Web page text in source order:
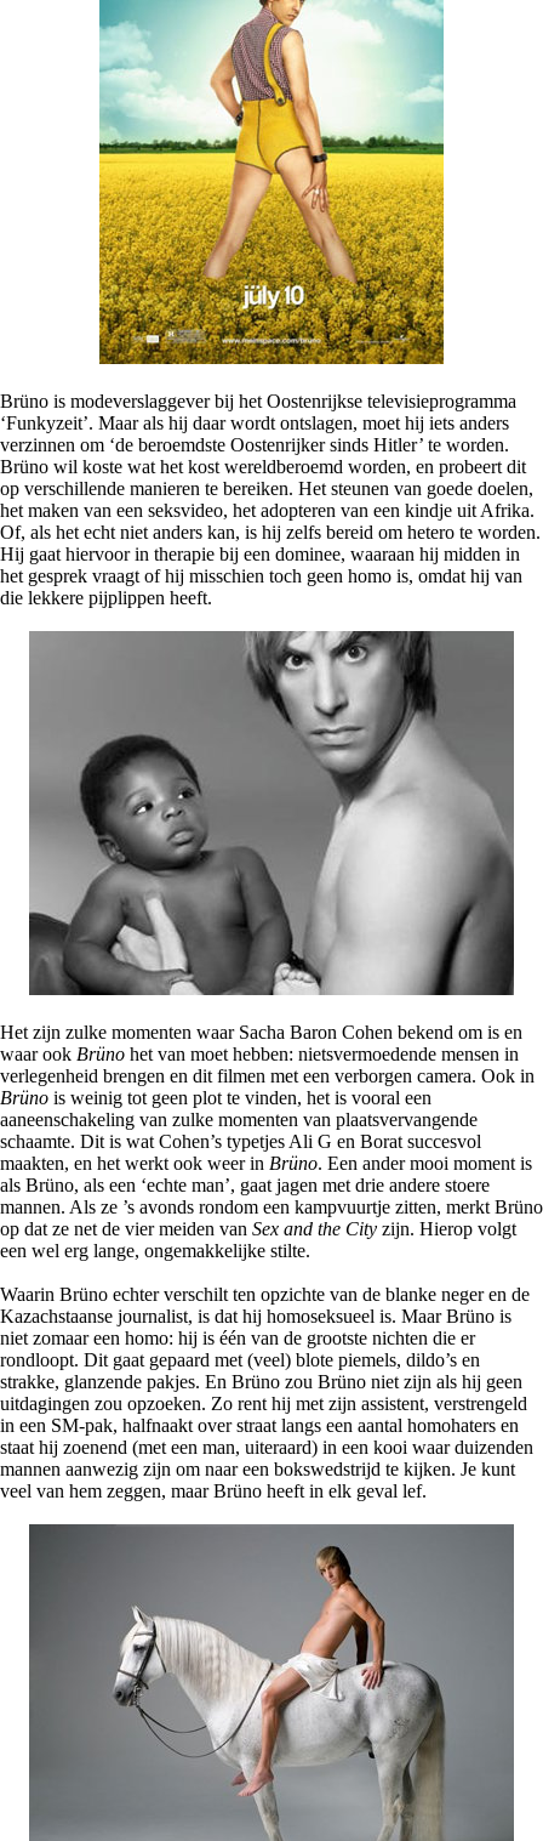
Brüno is modeverslaggever bij het Oostenrijkse televisieprogramma
‘Funkyzeit’. Maar als hij daar wordt ontslagen, moet hij iets anders
verzinnen om ‘de beroemdste Oostenrijker sinds Hitler’ te worden.
Brüno wil koste wat het kost wereldberoemd worden, en probeert dit
op verschillende manieren te bereiken. Het steunen van goede doelen,
het maken van een seksvideo, het adopteren van een kindje uit Afrika.
Of, als het echt niet anders kan, is hij zelfs bereid om hetero te worden.
Hij gaat hiervoor in therapie bij een dominee, waaraan hij midden in
het gesprek vraagt of hij misschien toch geen homo is, omdat hij van
die lekkere pijplippen heeft.
Het zijn zulke momenten waar Sacha Baron Cohen bekend om is en
waar ook Brüno het van moet hebben: nietsvermoedende mensen in
verlegenheid brengen en dit filmen met een verborgen camera. Ook in
Brüno is weinig tot geen plot te vinden, het is vooral een
aaneenschakeling van zulke momenten van plaatsvervangende
schaamte. Dit is wat Cohen’s typetjes Ali G en Borat succesvol
maakten, en het werkt ook weer in Brüno. Een ander mooi moment is
als Brüno, als een ‘echte man’, gaat jagen met drie andere stoere
mannen. Als ze ’s avonds rondom een kampvuurtje zitten, merkt Brüno
op dat ze net de vier meiden van Sex and the City zijn. Hierop volgt
een wel erg lange, ongemakkelijke stilte.
Waarin Brüno echter verschilt ten opzichte van de blanke neger en de
Kazachstaanse journalist, is dat hij homoseksueel is. Maar Brüno is
niet zomaar een homo: hij is één van de grootste nichten die er
rondloopt. Dit gaat gepaard met (veel) blote piemels, dildo’s en
strakke, glanzende pakjes. En Brüno zou Brüno niet zijn als hij geen
uitdagingen zou opzoeken. Zo rent hij met zijn assistent, verstrengeld
in een SM-pak, halfnaakt over straat langs een aantal homohaters en
staat hij zoenend (met een man, uiteraard) in een kooi waar duizenden
mannen aanwezig zijn om naar een bokswedstrijd te kijken. Je kunt
veel van hem zeggen, maar Brüno heeft in elk geval lef.